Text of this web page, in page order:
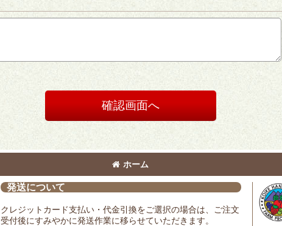
確認画面へ
ホーム
発送について
クレジットカード支払い・代金引換をご選択の場合は、ご注文
受付後にすみやかに発送作業に移らせていただきます。